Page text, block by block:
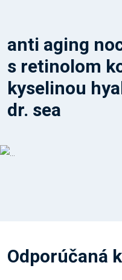
anti aging
s retinolom
kyselinou
dr. sea
Odporúčaná